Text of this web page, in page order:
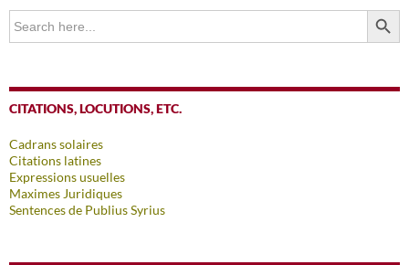
Search
for:
SEARCH
CITATIONS, LOCUTIONS, ETC.
Cadrans solaires
Citations latines
Expressions usuelles
Maximes Juridiques
Sentences de Publius Syrius